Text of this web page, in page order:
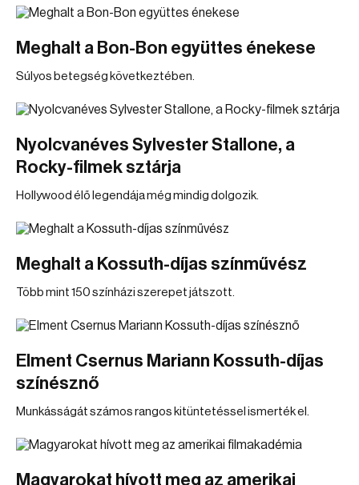
Meghalt a Bon-Bon együttes énekese
Súlyos betegség következtében.
Nyolcvanéves Sylvester Stallone, a
Rocky-filmek sztárja
Hollywood élő legendája még mindig dolgozik.
Meghalt a Kossuth-díjas színművész
Több mint 150 színházi szerepet játszott.
Elment Csernus Mariann Kossuth-díjas
színésznő
Munkásságát számos rangos kitüntetéssel ismerték el.
Magyarokat hívott meg az amerikai